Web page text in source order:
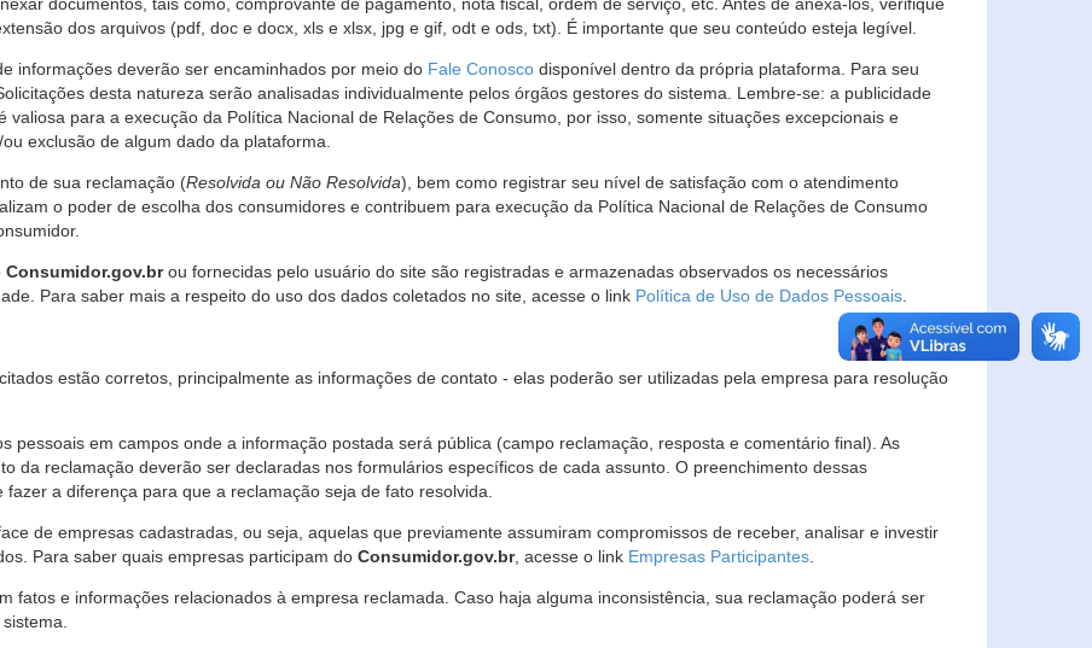
dos arquivos (pdf, doc e docx, xls e xlsx, jpg e gif, odt e ods, txt). É importante que seu conteúdo esteja legível.
informações deverão ser encaminhados por meio do Fale Conosco disponível dentro da própria plataforma. Para seu
desta natureza serão analisadas individualmente pelos órgãos gestores do sistema. Lembre-se: a publicidade
para a execução da Política Nacional de Relações de Consumo, por isso, somente situações excepcionais e
exclusão de algum dado da plataforma.
de sua reclamação (Resolvida ou Não Resolvida), bem como registrar seu nível de satisfação com o atendimento
o poder de escolha dos consumidores e contribuem para execução da Política Nacional de Relações de Consumo
Consumidor.gov.brou fornecidas pelo usuário do site são registradas e armazenadas observados os necessários
Para saber mais a respeito do uso dos dados coletados no site, acesse o link Política de Uso de Dados Pessoais
estão corretos, principalmente as informações de contato - elas poderão ser utilizadas pela empresa para resolução
pessoais em campos onde a informação postada será pública (campo reclamação, resposta e comentário final). As
da reclamação deverão ser declaradas nos formulários específicos de cada assunto. O preenchimento dessas
a diferença para que a reclamação seja de fato resolvida.
de empresas cadastradas, ou seja, aquelas que previamente assumiram compromissos de receber, analisar e investir
Para saber quais empresas participam do Consumidor.gov.br, acesse o link Empresas Participantes
fatos e informações relacionados à empresa reclamada. Caso haja alguma inconsistência, sua reclamação poderá ser